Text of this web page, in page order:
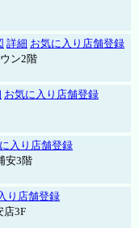
詳細 お気に入り店舗登録
ン2階
お気に入り店舗登録
入り店舗登録
安3階
り店舗登録
店3F